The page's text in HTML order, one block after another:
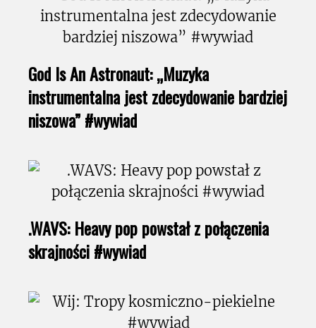
God Is An Astronaut: „Muzyka
instrumentalna jest zdecydowanie bardziej
niszowa” #wywiad
.WAVS: Heavy pop powstał z połączenia
skrajności #wywiad